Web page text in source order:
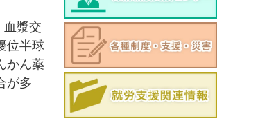
血漿交
位半球
かん薬
が多